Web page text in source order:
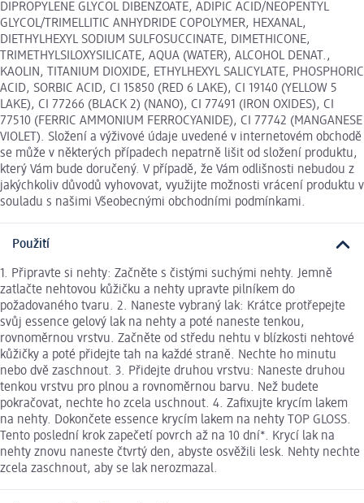
DIPROPYLENE GLYCOL DIBENZOATE, ADIPIC ACID/NEOPENTYL
GLYCOL/TRIMELLITIC ANHYDRIDE COPOLYMER, HEXANAL,
DIETHYLHEXYL SODIUM SULFOSUCCINATE, DIMETHICONE,
TRIMETHYLSILOXYSILICATE, AQUA (WATER), ALCOHOL DENAT.,
KAOLIN, TITANIUM DIOXIDE, ETHYLHEXYL SALICYLATE, PHOSPHORIC
ACID, SORBIC ACID, CI 15850 (RED 6 LAKE), CI 19140 (YELLOW 5
LAKE), CI 77266 (BLACK 2) (NANO), CI 77491 (IRON OXIDES), CI
77510 (FERRIC AMMONIUM FERROCYANIDE), CI 77742 (MANGANESE
VIOLET). Složení a výživové údaje uvedené v internetovém obchodě
se může v některých případech nepatrně lišit od složení produktu,
který Vám bude doručený. V případě, že Vám odlišnosti nebudou z
jakýchkoliv důvodů vyhovovat, využijte možnosti vrácení produktu v
souladu s našimi Všeobecnými obchodními podmínkami.
Použití
1. Připravte si nehty: Začněte s čistými suchými nehty. Jemně
zatlačte nehtovou kůžičku a nehty upravte pilníkem do
požadovaného tvaru. 2. Naneste vybraný lak: Krátce protřepejte
svůj essence gelový lak na nehty a poté naneste tenkou,
rovnoměrnou vrstvu. Začněte od středu nehtu v blízkosti nehtové
kůžičky a poté přidejte tah na každé straně. Nechte ho minutu
nebo dvě zaschnout. 3. Přidejte druhou vrstvu: Naneste druhou
tenkou vrstvu pro plnou a rovnoměrnou barvu. Než budete
pokračovat, nechte ho zcela uschnout. 4. Zafixujte krycím lakem
na nehty. Dokončete essence krycím lakem na nehty TOP GLOSS.
Tento poslední krok zapečetí povrch až na 10 dní*. Krycí lak na
nehty znovu naneste čtvrtý den, abyste osvěžili lesk. Nehty nechte
zcela zaschnout, aby se lak nerozmazal.